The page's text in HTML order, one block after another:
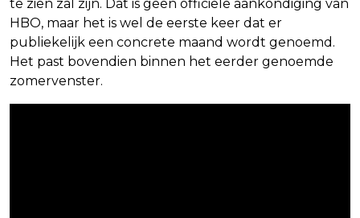
te zien zal zijn. Dat is geen officiële aankondiging van
HBO, maar het is wel de eerste keer dat er
publiekelijk een concrete maand wordt genoemd.
Het past bovendien binnen het eerder genoemde
zomervenster.